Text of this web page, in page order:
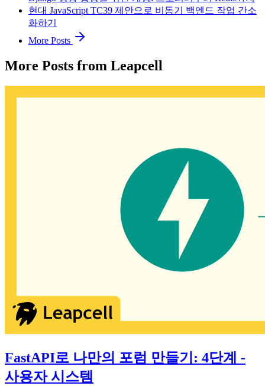
현대 JavaScript TC39 제안으로 비동기 백엔드 작업 간소
화하기
More Posts
More Posts from Leapcell
FastAPI로 나만의 포럼 만들기: 4단계 -
사용자 시스템